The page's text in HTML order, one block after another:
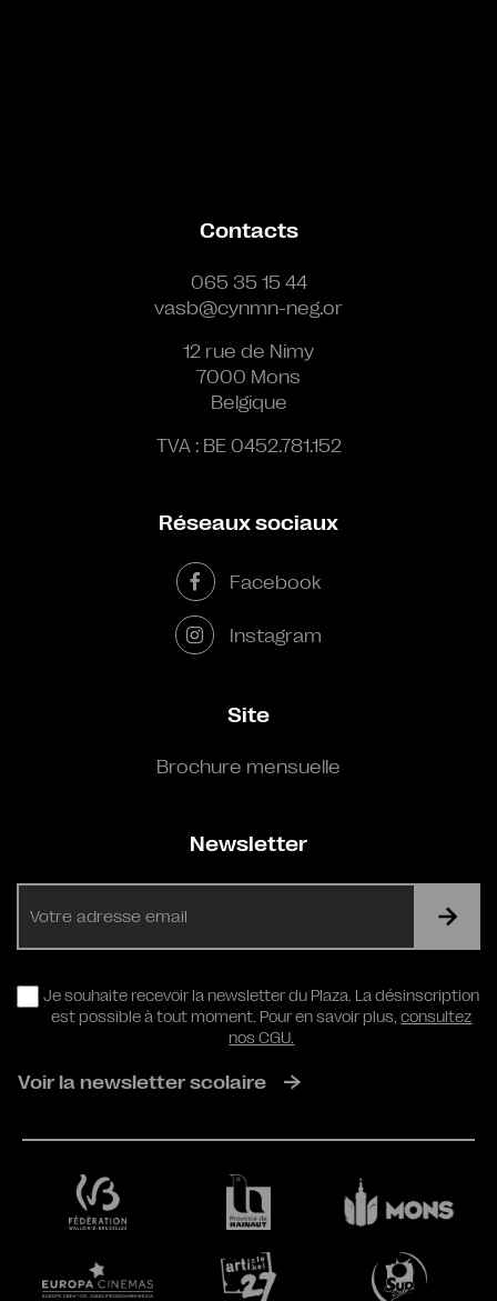
Contacts
065 35 15 44
vasb@cynmn-neg.or
12 rue de Nimy
7000 Mons
Belgique
TVA : BE 0452.781.152
Réseaux sociaux
Facebook
Instagram
Site
Brochure mensuelle
Newsletter
RGPD
Je souhaite recevoir la newsletter du Plaza. La désinscription
est possible à tout moment. Pour en savoir plus,consultez
nos CGU.
Voir la newsletter scolaire